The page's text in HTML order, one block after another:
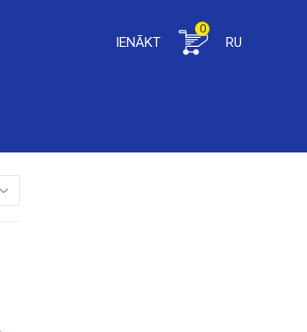
IENĀKT
0
RU